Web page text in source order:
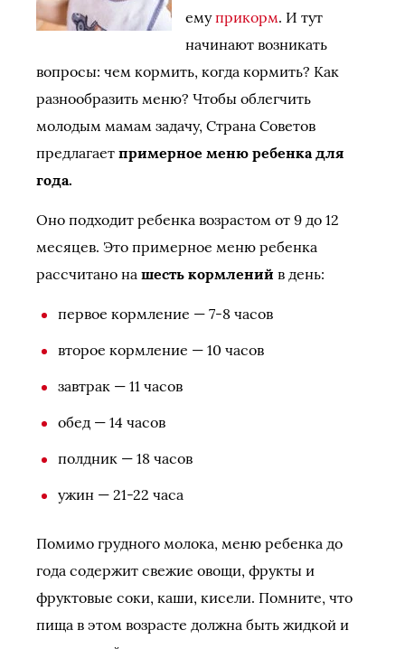
емуприкорм. И тут
начинают возникать
вопросы: чем кормить, когда кормить? Как
разнообразить меню? Чтобы облегчить
молодым мамам задачу, Страна Советов
предлагает примерное меню ребенка для
года.
Оно подходит ребенка возрастом от 9 до 12
месяцев. Это примерное меню ребенка
рассчитано на шесть кормлений в день:
первое кормление — 7-8 часов
второе кормление — 10 часов
завтрак — 11 часов
обед — 14 часов
полдник — 18 часов
ужин — 21-22 часа
Помимо грудного молока, меню ребенка до
года содержит свежие овощи, фрукты и
фруктовые соки, каши, кисели. Помните, что
пища в этом возрасте должна быть жидкой и